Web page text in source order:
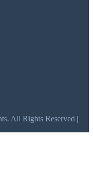
All Rights Reserved |